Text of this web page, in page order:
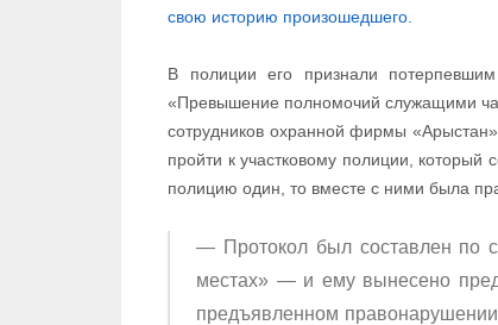
свою историю произошедшего.
В полиции его признали
«Превышение полномочий служащими
сотрудников охранной фирмы
пройти к участковому полиции, который
полицию один, то вместе с ними была
— Протокол был составлен по
местах» — и ему вынесено
предъявленном